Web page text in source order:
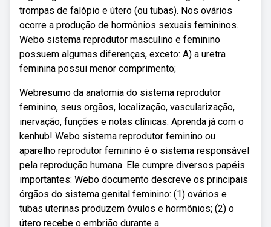
trompas de falópio e útero (ou tubas). Nos ovários
ocorre a produção de hormônios sexuais femininos.
Webo sistema reprodutor masculino e feminino
possuem algumas diferenças, exceto: A) a uretra
feminina possui menor comprimento;
Webresumo da anatomia do sistema reprodutor
feminino, seus orgãos, localização, vascularização,
inervação, funções e notas clínicas. Aprenda já com o
kenhub! Webo sistema reprodutor feminino ou
aparelho reprodutor feminino é o sistema responsável
pela reprodução humana. Ele cumpre diversos papéis
importantes: Webo documento descreve os principais
órgãos do sistema genital feminino: (1) ovários e
tubas uterinas produzem óvulos e hormônios; (2) o
útero recebe o embrião durante a.